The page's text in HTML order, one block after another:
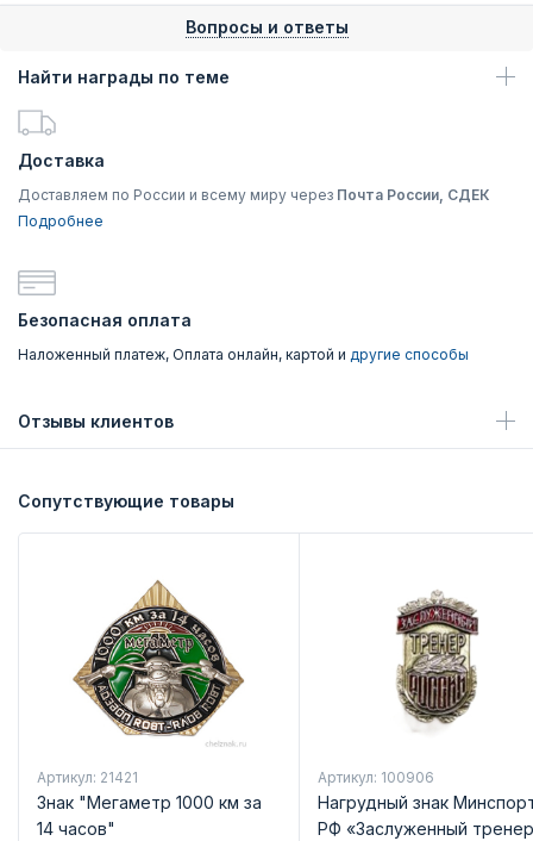
Вопросы и ответы
Найти награды по теме
Доставка
Доставляем по России и всему миру через Почта России, СДЕК
Подробнее
Безопасная оплата
Наложенный платеж, Оплата онлайн, картой и другие способы
Отзывы клиентов
Сопутствующие товары
Артикул: 21421
Знак "Мегаметр 1000 км за
14 часов"
Артикул: 100906
Нагрудный знак
РФ «Заслуженный тренер